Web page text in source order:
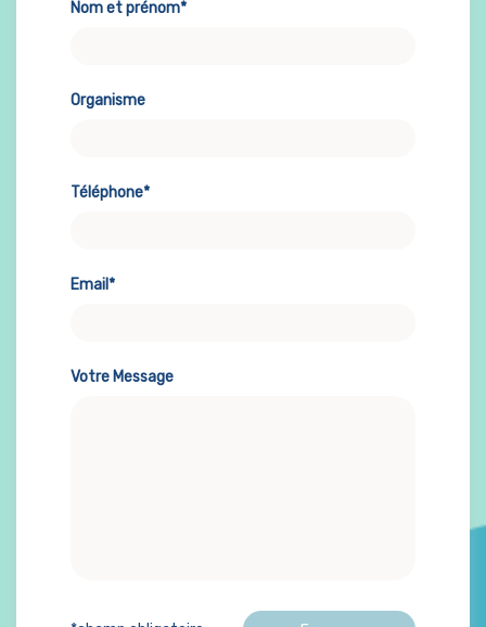
Nom et prénom*
Organisme
Téléphone*
Email*
Votre Message